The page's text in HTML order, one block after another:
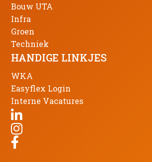
Bouw UTA
Infra
Groen
Techniek
HANDIGE LINKJES
WKA
Easyflex Login
Interne Vacatures